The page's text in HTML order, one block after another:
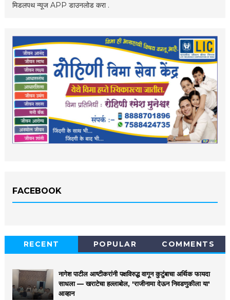
मिडलपथ न्यूज APP डाउनलोड करा .
FACEBOOK
RECENT POPULAR COMMENTS
नागेश पाटील आष्टीकरांनी पक्षविरुद्ध वागून कुटुंबाचा अर्थिक फायदा
साधला — खराटेचा हल्लाबोल, 'राजीनामा देऊन निवडणुकीला या'
आव्हान